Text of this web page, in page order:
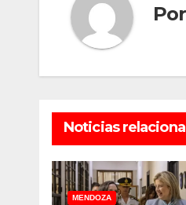
Por
Noticias
MENDOZA